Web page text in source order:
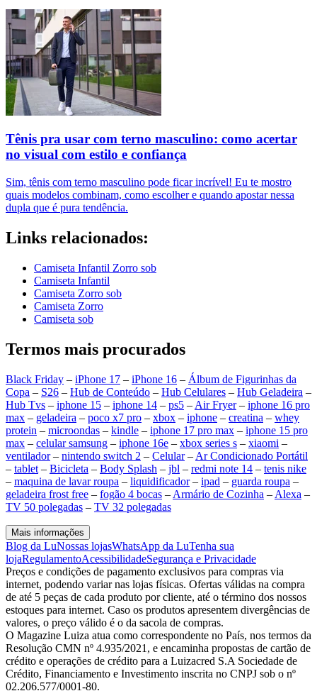
Tênis pra usar com terno masculino: como acertar
no visual com estilo e confiança
Sim, tênis com terno masculino pode ficar incrível! Eu te mostro
quais modelos combinam, como escolher e quando apostar nessa
dupla que é pura tendência.
Links relacionados:
Camiseta Infantil Zorro sob
Camiseta Infantil
Camiseta Zorro sob
Camiseta Zorro
Camiseta sob
Termos mais procurados
Black Friday – iPhone 17 – iPhone 16 – Álbum de Figurinhas da
Copa – S26 – Hub de Conteúdo – Hub Celulares – Hub Geladeira –
Hub Tvs – iphone 15 – iphone 14 – ps5 – Air Fryer– iphone 16 pro
max – geladeira – poco x7 pro – xbox – iphone – creatina – whey
protein – microondas – kindle – iphone 17 pro max – iphone 15 pro
max – celular samsung – iphone 16e – xbox series s – xiaomi –
ventilador– nintendo switch 2 – Celular– Ar Condicionado Portátil
– tablet – Bicicleta – Body Splash – jbl – redmi note 14 – tenis nike
– maquina de lavar roupa – liquidificador– ipad – guarda roupa –
geladeira frost free – fogão 4 bocas – Armário de Cozinha – Alexa –
TV 50 polegadas – TV 32 polegadas
Mais informações
Blog da LuNossas lojasWhatsApp da LuTenha sua
lojaRegulamentoAcessibilidadeSegurança e Privacidade
Preços e condições de pagamento exclusivos para compras via
internet, podendo variar nas lojas físicas. Ofertas válidas na compra
de até 5 peças de cada produto por cliente, até o término dos nossos
estoques para internet. Caso os produtos apresentem divergências de
valores, o preço válido é o da sacola de compras.
O Magazine Luiza atua como correspondente no País, nos termos da
Resolução CMN nº 4.935/2021, e encaminha propostas de cartão de
crédito e operações de crédito para a Luizacred S.A Sociedade de
Crédito, Financiamento e Investimento inscrita no CNPJ sob o nº
02.206.577/0001-80.